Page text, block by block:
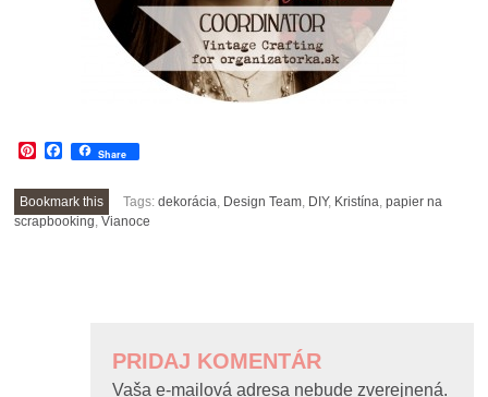
Pinterest
Facebook
Share
Bookmark this Tags:dekorácia, Design Team, DIY, Kristína,papier na
scrapbooking,Vianoce
PRIDAJ KOMENTÁR
Vaša e-mailová adresa nebude zverejnená.